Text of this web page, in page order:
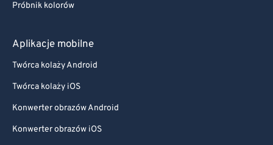
Próbnik kolorów
Aplikacje mobilne
Twórca kolaży Android
Twórca kolaży iOS
Konwerter obrazów Android
Konwerter obrazów iOS